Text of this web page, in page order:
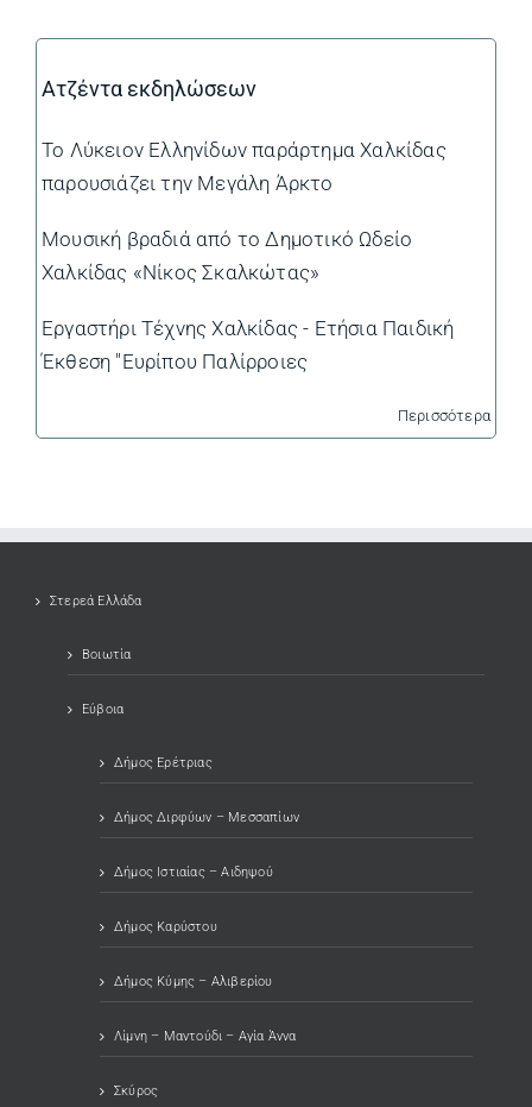
Ατζέντα εκδηλώσεων
Το Λύκειον Ελληνίδων παράρτημα Χαλκίδας
παρουσιάζει την Μεγάλη Άρκτο
Μουσική βραδιά από το Δημοτικό Ωδείο
Χαλκίδας «Νίκος Σκαλκώτας»
Εργαστήρι Τέχνης Χαλκίδας - Ετήσια Παιδική
Έκθεση "Ευρίπου Παλίρροιες
Περισσότερα
Στερεά Ελλάδα
Βοιωτία
Εύβοια
Δήμος Ερέτριας
Δήμος Διρφύων – Μεσσαπίων
Δήμος Ιστιαίας – Αιδηψού
Δήμος Καρύστου
Δήμος Κύμης – Αλιβερίου
Λίμνη – Μαντούδι – Αγία Άννα
Σκύρος